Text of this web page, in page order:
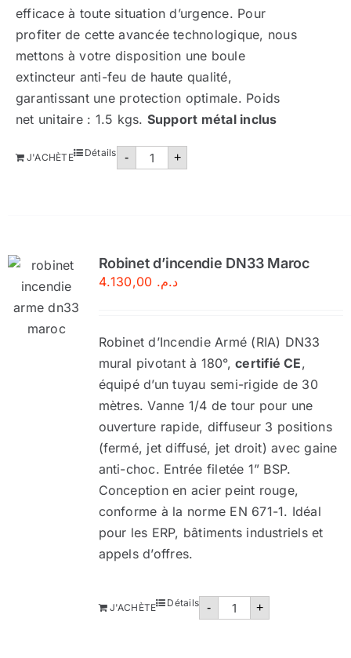
efficace à toute situation d’urgence. Pour
profiter de cette avancée technologique, nous
mettons à votre disposition une boule
extincteur anti-feu de haute qualité,
garantissant une protection optimale. Poids
net unitaire : 1.5 kgs. Support métal inclus
- quantité
+
J'ACHÈTE Détails
Robinet d’incendie DN33 Maroc
د.م.
Robinet d’Incendie Armé (RIA) DN33
mural pivotant à 180°,certifié CE,
équipé d’un tuyau semi-rigide de 30
mètres. Vanne 1/4 de tour pour une
ouverture rapide, diffuseur 3 positions
(fermé, jet diffusé, jet droit) avec gaine
anti-choc. Entrée filetée 1” BSP.
Conception en acier peint rouge,
conforme à la norme EN 671-1. Idéal
pour les ERP, bâtiments industriels et
appels d’offres.
- quantité
+
J'ACHÈTE Détails